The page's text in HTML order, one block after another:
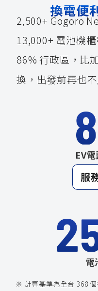
換電便
2,500+ Gogoro
13,000+ 電池機
86% 行政區，比
換，出發前再也
EV
服
電
※ 計算基準為全台 368